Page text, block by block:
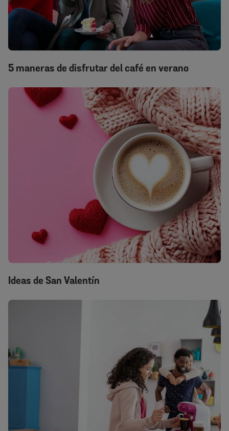
5 maneras de disfrutar del café en verano
Ideas de San Valentín